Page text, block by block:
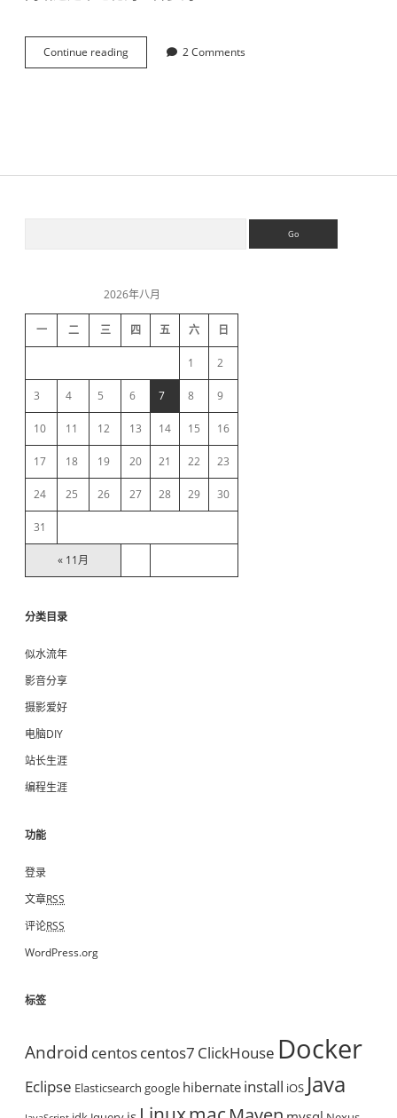
Continue reading
a
是
？
2 Comments
d
b
a
r
2026年八月
一 二 三 四 五 六 日
« 11月
1 2
3 4 5 6 7 8 9
10 11 12 13 14 15 16
17 18 19 20 21 22 23
24 25 26 27 28 29 30
31
分类目录
似水流年
影音分享
摄影爱好
电脑DIY
站长生涯
编程生涯
功能
登录
文章RSS
评论RSS
WordPress.org
标签
Android centoscentos7 ClickHouse Docker
Eclipse Elasticsearch google hibernate install iOS Java